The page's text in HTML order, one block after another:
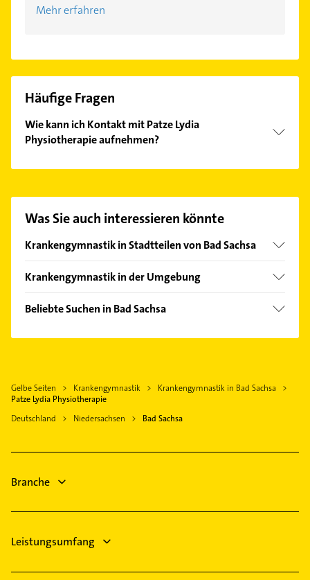
Mehr erfahren
Häufige Fragen
Wie kann ich Kontakt mit Patze Lydia
Physiotherapie aufnehmen?
Hier finden Sie alleKontaktdaten
Was Sie auch interessieren könnte
Krankengymnastik in Stadtteilen von Bad Sachsa
Neuhof
Tettenborn
Krankengymnastik in der Umgebung
Walkenried
Bad Lauterberg im Harz
Herzberg am Harz
Harztor
Breitenworbis
Hattorf am Harz
Beliebte Suchen in Bad Sachsa
Lüftungsanlagen
Hausarzt
Arzt
Maler
Gelbe Seiten Krankengymnastik
Krankengymnastik in Bad Sachsa
Patze Lydia Physiotherapie
Deutschland
Niedersachsen Bad Sachsa
Branche
Leistungsumfang